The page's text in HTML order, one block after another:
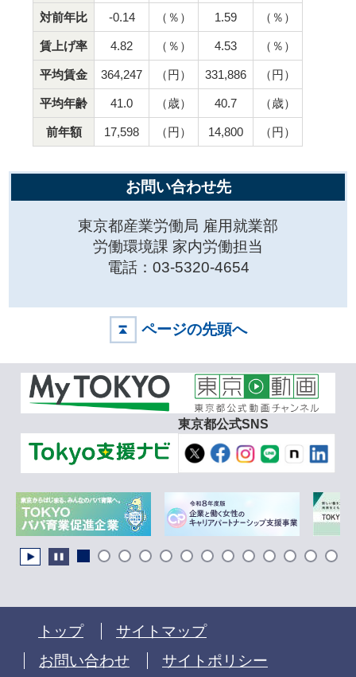
対前年比 -0.14 （％） 1.59 （％）
賃上げ率 4.82 （％） 4.53 （％）
平均賃金 364,247 （円） 331,886 （円）
平均年齢 41.0 （歳） 40.7 （歳）
前年額 17,598 （円） 14,800 （円）
お問い合わせ先
東京都産業労働局 雇用就業部
労働環境課 家内労働担当
電話：03-5320-4654
ページの先頭へ
東京都公式SNS
トップ
サイトマップ
お問い合わせ
サイトポリシー